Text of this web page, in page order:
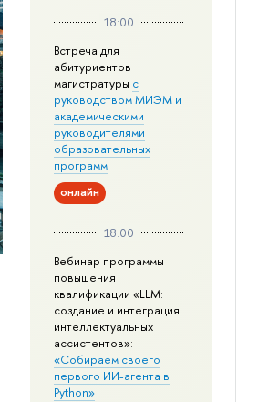
18:00
Встреча для
абитуриентов
магистратуры с
руководством МИЭМ и
академическими
руководителями
образовательных
программ
онлайн
18:00
Вебинар программы
повышения
квалификации «LLM:
создание и интеграция
интеллектуальных
ассистентов»:
«Собираем своего
первого ИИ-агента в
Python»